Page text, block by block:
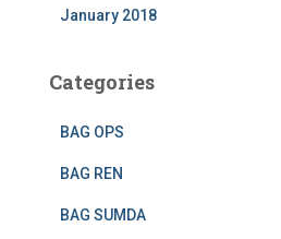
January 2018
Categories
BAG OPS
BAG REN
BAG SUMDA